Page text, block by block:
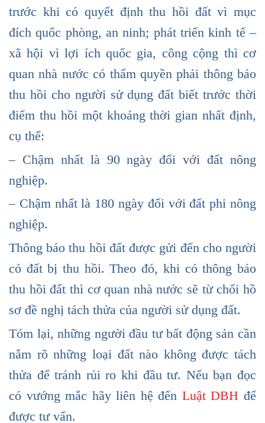
trước khi có quyết định thu hồi đất vì mục
đích quốc phòng, an ninh; phát triển kinh tế –
xã hội vì lợi ích quốc gia, công cộng thì cơ
quan nhà nước có thẩm quyền phải thông báo
thu hồi cho người sử dụng đất biết trước thời
điểm thu hồi một khoảng thời gian nhất định,
cụ thể:
– Chậm nhất là 90 ngày đối với đất nông
nghiệp.
– Chậm nhất là 180 ngày đối với đất phi nông
nghiệp.
Thông báo thu hồi đất được gửi đến cho người
có đất bị thu hồi. Theo đó, khi có thông báo
thu hồi đất thì cơ quan nhà nước sẽ từ chối hồ
sơ đề nghị tách thửa của người sử dụng đất.
Tóm lại, những người đầu tư bất động sản cần
nắm rõ những loại đất nào không được tách
thửa để tránh rủi ro khi đầu tư. Nếu bạn đọc
có vướng mắc hãy liên hệ đến Luật DBH để
được tư vấn.